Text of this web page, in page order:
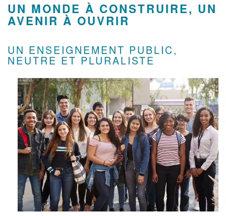
UN MONDE À CONSTRUIRE, UN
AVENIR À OUVRIR
UN ENSEIGNEMENT PUBLIC,
NEUTRE ET PLURALISTE